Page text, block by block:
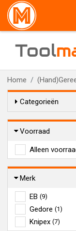
Tool
Home
Categorieën
Voorraad
Alleen
Merk
EB (9)
Gedore (1)
Knipex (7)